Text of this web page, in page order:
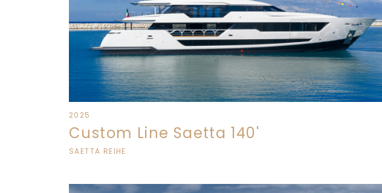
2025
Custom Line Saetta 140'
SAETTA REIHE